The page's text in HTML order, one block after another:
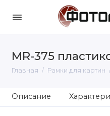
MR-375
Главная Рамки для картин
Описание